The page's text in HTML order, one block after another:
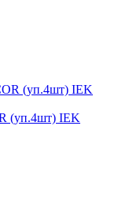
(уп.4шт) IEK